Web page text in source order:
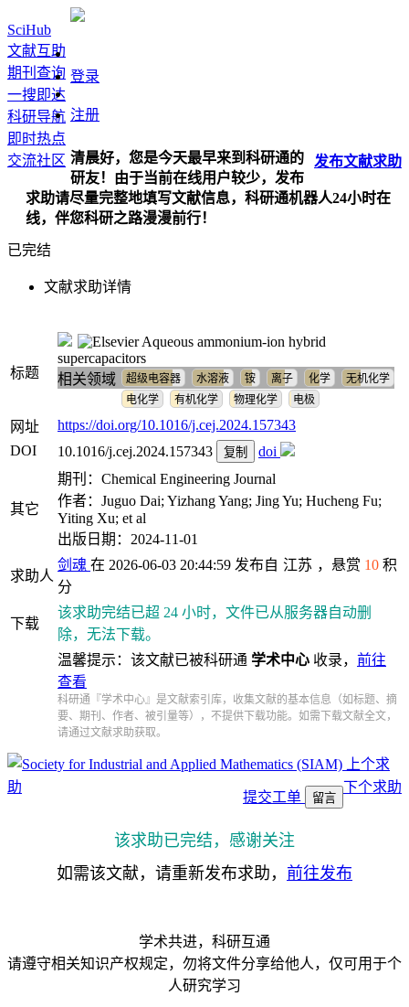
SciHub
文献互助
期刊查询
一搜即达
科研导航
即时热点
交流社区
登录
注册
发布文献求助
清晨好，您是今天最早来到科研通的
研友！由于当前在线用户较少，发布
求助请尽量完整地填写文献信息，科研通机器人24小时在
线，伴您科研之路漫漫前行！
已完结
文献求助详情
标题
Aqueous ammonium-ion hybrid
supercapacitors
相关领域
超级电容器 水溶液 铵 离子 化学
无机化学
电化学
有机化学 物理化学 电极
网址
https://doi.org/10.1016/j.cej.2024.157343
DOI
10.1016/j.cej.2024.157343 复制 doi
其它
期刊：Chemical Engineering Journal
作者：Juguo Dai; Yizhang Yang; Jing Yu; Hucheng Fu;
Yiting Xu; et al
出版日期：2024-11-01
求助人
剑魂 在 2026-06-03 20:44:59 发布自 江苏 ，悬赏 10 积
分
下载
该求助完结已超 24 小时，文件已从服务器自动删
除，无法下载。
温馨提示：该文献已被科研通 学术中心 收录， 前往
查看
科研通『学术中心』是文献索引库，收集文献的基本信息（如标题、摘
要、期刊、作者、被引量等），不提供下载功能。如需下载文献全文，
请通过文献求助获取。
上个求
助
下个求助
提交工单 留言
该求助已完结，感谢关注
如需该文献，请重新发布求助， 前往发布
学术共进，科研互通
请遵守相关知识产权规定，勿将文件分享给他人，仅可用于个
人研究学习